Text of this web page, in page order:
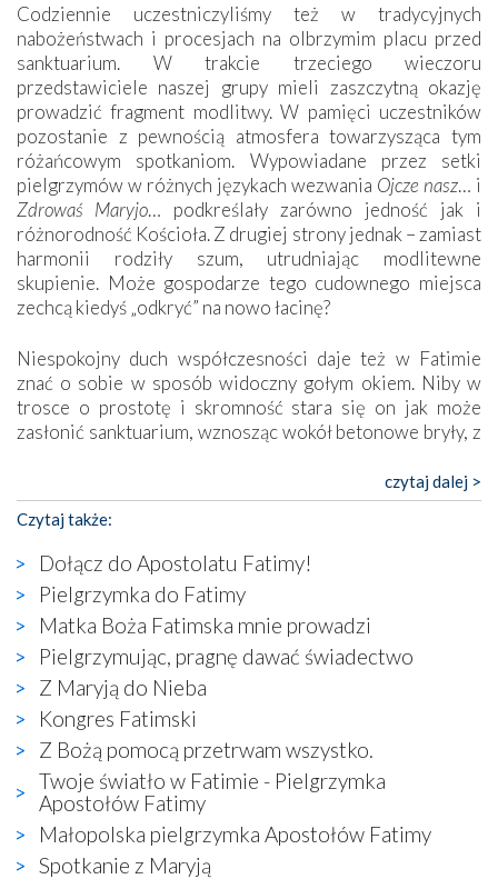
Codziennie uczestniczyliśmy też w tradycyjnych
nabożeństwach i procesjach na olbrzymim placu przed
sanktuarium. W trakcie trzeciego wieczoru
przedstawiciele naszej grupy mieli zaszczytną okazję
prowadzić fragment modlitwy. W pamięci uczestników
pozostanie z pewnością atmosfera towarzysząca tym
różańcowym spotkaniom. Wypowiadane przez setki
pielgrzymów w różnych językach wezwania Ojcze nasz… i
Zdrowaś Maryjo… podkreślały zarówno jedność jak i
różnorodność Kościoła. Z drugiej strony jednak – zamiast
harmonii rodziły szum, utrudniając modlitewne
skupienie. Może gospodarze tego cudownego miejsca
zechcą kiedyś „odkryć” na nowo łacinę?
Niespokojny duch współczesności daje też w Fatimie
znać o sobie w sposób widoczny gołym okiem. Niby w
trosce o prostotę i skromność stara się on jak może
zasłonić sanktuarium, wznosząc wokół betonowe bryły, z
katolickiego kultu. Tylko co wspólnego z żywą,
autentyczną wiarą mogą mieć płaskie, szare bunkry albo
kaplice, w których Tabernakulum przypomina bardziej
skrzynkę na narzędzia? Albo co powiedzieć o ustawionym
tuż przy nowej bazylice wielkim krzyżu, na którym
zamiast Chrystusa umieszczono dziwaczną postać jakby
wyjętą ze starożytnych hieroglifów? W kulturowym
kontekście naszych czasów to raczej karykatura niż godny
wizerunek Zbawiciela…
Zatem nawet w bezpośrednim otoczeniu sanktuarium
naocznie przekonaliśmy się, że wewnątrz Kościoła toczy
się ogromna walka o kształt katolicyzmu i o serca
wierzących. Do czego to zmaganie może prowadzić,
widzieliśmy w urokliwym, niewielkim mieście Obidos,
gdzie w miejscu dawnego kościoła działa dzisiaj…
księgarnia.
czytaj dalej >
Czytaj także:
Dołącz do Apostolatu Fatimy!
Pielgrzymka do Fatimy
Matka Boża Fatimska mnie prowadzi
Pielgrzymując, pragnę dawać świadectwo
Z Maryją do Nieba
Kongres Fatimski
Z Bożą pomocą przetrwam wszystko.
Twoje światło w Fatimie - Pielgrzymka
Apostołów Fatimy
Małopolska pielgrzymka Apostołów Fatimy
Spotkanie z Maryją